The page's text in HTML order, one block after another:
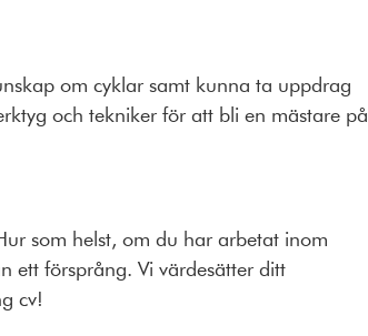
om cyklar samt kunna ta uppdrag
och tekniker för att bli en mästare på
som helst, om du har arbetat inom
ett försprång. Vi värdesätter ditt
cv!